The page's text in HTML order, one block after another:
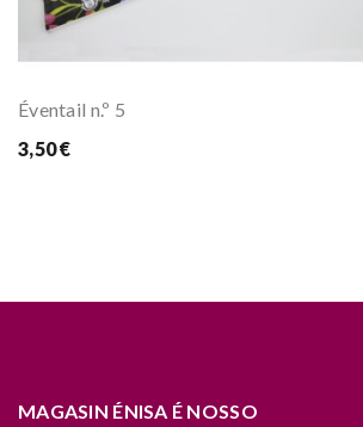
Éventail n.º 5
3,50 €
MAGASIN ÉNISA É NOSSO